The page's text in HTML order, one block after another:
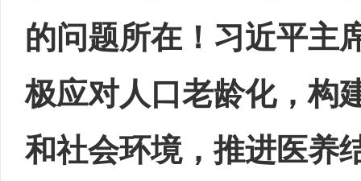
的问题所在！习近平主
极应对人口老龄化，构
和社会环境，推进医养